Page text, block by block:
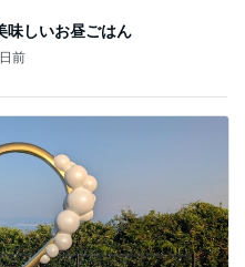
味しいお昼ごはん
前